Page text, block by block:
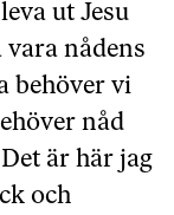
ut Jesu
nådens
behöver vi
nåd
är här jag
och